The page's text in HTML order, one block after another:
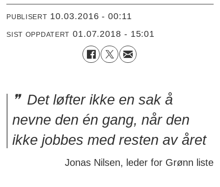
PUBLISERT 10.03.2016 - 00:11
SIST OPPDATERT 01.07.2018 - 15:01
Det løfter ikke en sak å
nevne den én gang, når den
ikke jobbes med resten av året
Jonas Nilsen, leder for Grønn liste